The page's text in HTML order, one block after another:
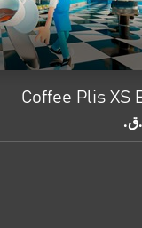
Coffee Plis XS